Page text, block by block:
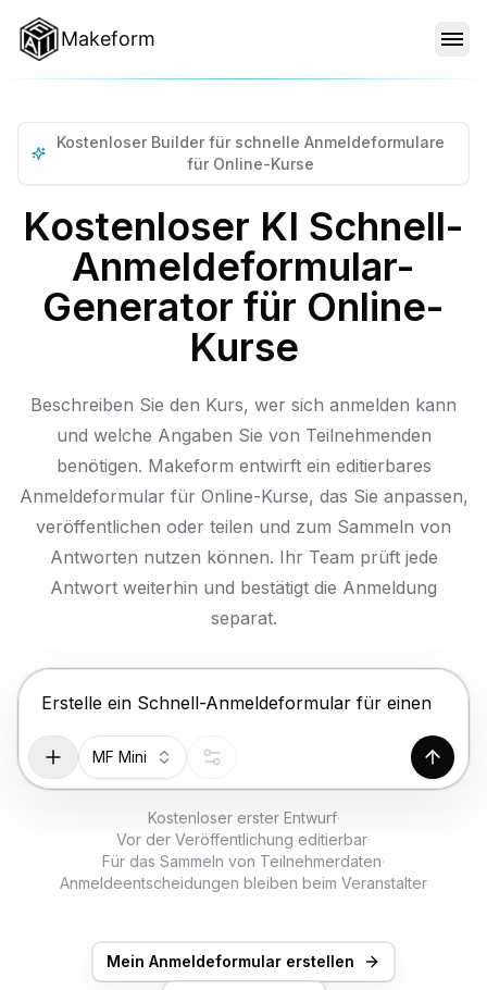
Makeform
FUNKTIONEN
VORLAGEN
BLOG
ANMELDEN
KOSTENLOS TESTEN
Kostenloser Builder für schnelle Anmeldeformulare
für Online-Kurse
Kostenloser KI Schnell-
Anmeldeformular-
Generator für Online-
Kurse
Beschreiben Sie den Kurs, wer sich anmelden kann
und welche Angaben Sie von Teilnehmenden
benötigen. Makeform entwirft ein editierbares
Anmeldeformular für Online-Kurse, das Sie anpassen,
veröffentlichen oder teilen und zum Sammeln von
Antworten nutzen können. Ihr Team prüft jede
Antwort weiterhin und bestätigt die Anmeldung
separat.
Drücke Enter zum Absenden, Shift+Enter für einen
MF Mini
Kostenloser erster Entwurf·
Vor der Veröffentlichung editierbar·
Für das Sammeln von Teilnehmerdaten·
Anmeldeentscheidungen bleiben beim Veranstalter
Mein Anmeldeformular erstellen